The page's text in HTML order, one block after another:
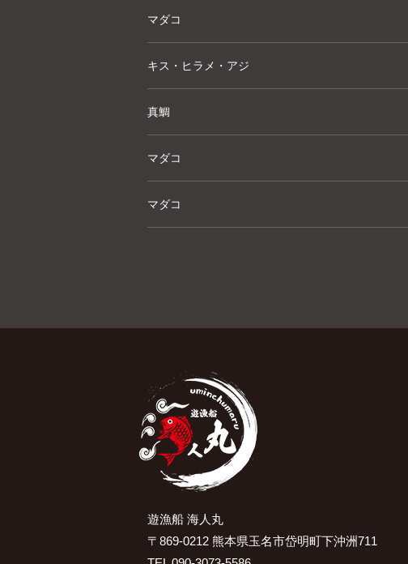
マダコ
キス・ヒラメ・アジ
真鯛
マダコ
マダコ
遊漁船 海人丸
〒869-0212 熊本県玉名市岱明町下沖洲711